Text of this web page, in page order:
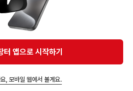
즐겨찾고 알림받기
기타 법적고지
매의 당사자가 아닙니다. 전자상거래 등에서의
개장터㈜의 약관에 따라 상품, 상품정보, 거래에 관한 책임은
원칙적으로 회원간 거래에 대하여 책임을 지지 않습니다.
대한 책임은 번개장터㈜에게 귀속합니다.
APP 다운로드
터 앱으로 시작하기
, 모바일 웹에서 볼게요.